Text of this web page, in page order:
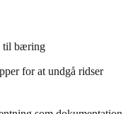
til bæring
for at undgå ridser